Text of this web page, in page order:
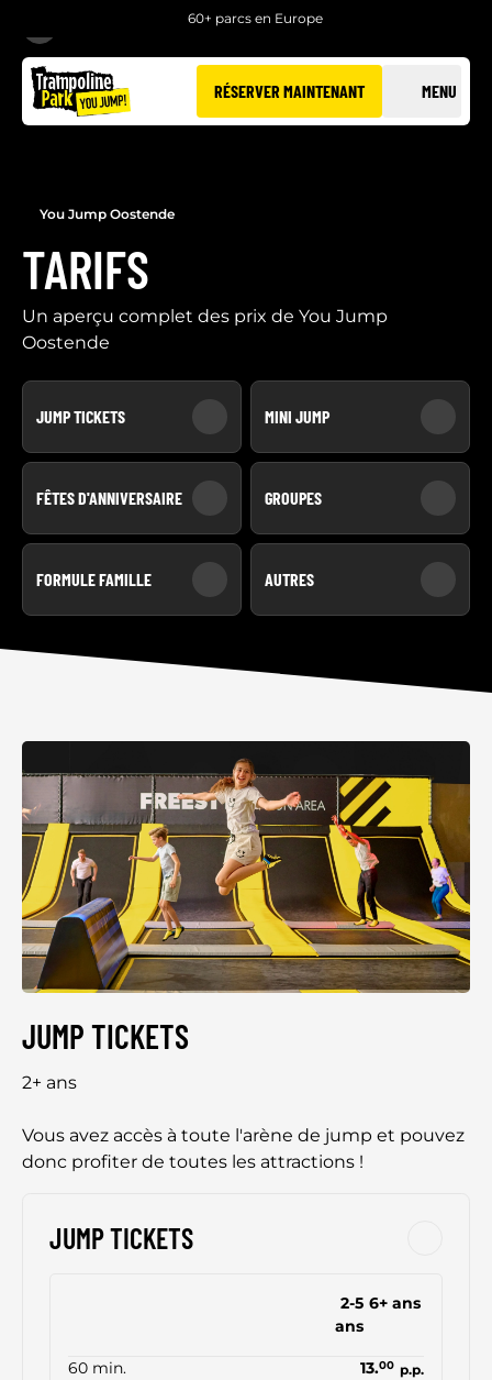
60+ parcs en Europe
RÉSERVER MAINTENANT MENU
You Jump Oostende
TARIFS
Un aperçu complet des prix de You Jump
Oostende
JUMP TICKETS MINI JUMP
FÊTES D'ANNIVERSAIRE GROUPES
FORMULE FAMILLE AUTRES
JUMP TICKETS
2+ ans
Vous avez accès à toute l'arène de jump et pouvez
donc profiter de toutes les attractions !
JUMP TICKETS
2-5
ans
6+ ans
60 min. 13.00 p.p.